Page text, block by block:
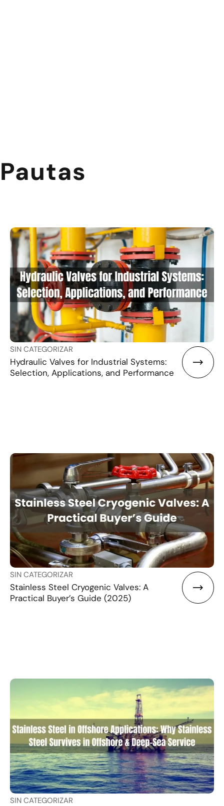
Pautas
SIN CATEGORIZAR
Hydraulic Valves for Industrial Systems:
Selection, Applications, and Performance
SIN CATEGORIZAR
Stainless Steel Cryogenic Valves: A
Practical Buyer’s Guide (2025)
SIN CATEGORIZAR